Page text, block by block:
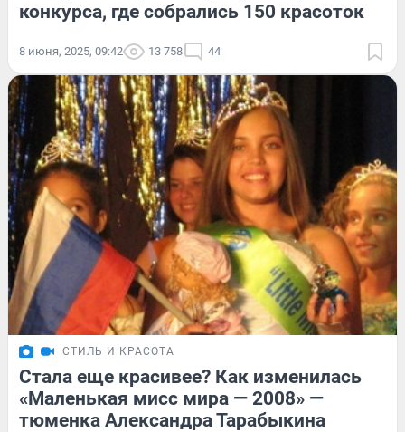
конкурса, где собрались 150 красоток
8 июня, 2025, 09:42 13 758 44
СТИЛЬ И КРАСОТА
Стала еще красивее? Как изменилась
«Маленькая мисс мира — 2008» —
тюменка Александра Тарабыкина